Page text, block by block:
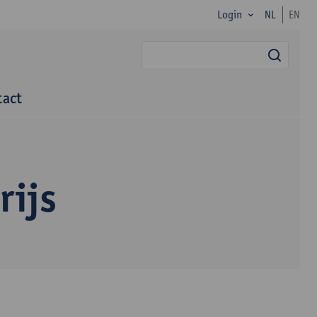
Login NL EN